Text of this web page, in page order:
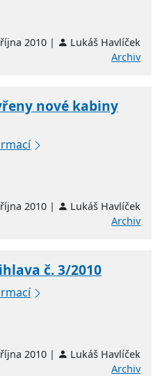
2010 |
Lukáš Havlíček
Archiv
nové kabiny
2010 |
Lukáš Havlíček
Archiv
č. 3/2010
2010 |
Lukáš Havlíček
Archiv